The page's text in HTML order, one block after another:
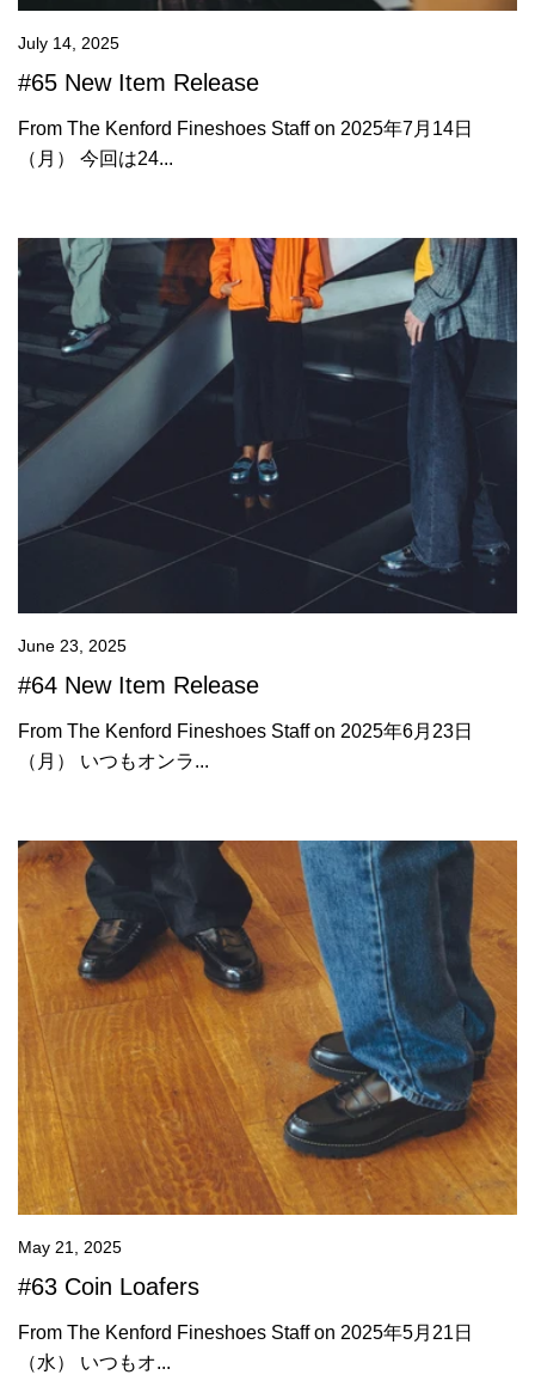
July 14, 2025
#65 New Item Release
From The Kenford Fineshoes Staff on 2025年7月14日
（月） 今回は24...
June 23, 2025
#64 New Item Release
From The Kenford Fineshoes Staff on 2025年6月23日
（月） いつもオンラ...
May 21, 2025
#63 Coin Loafers
From The Kenford Fineshoes Staff on 2025年5月21日
（水） いつもオ...